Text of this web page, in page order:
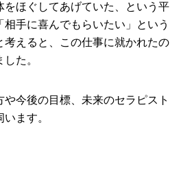
をほぐしてあげていた、という平
手に喜んでもらいたい」という
考えると、この仕事に就かれたの
た。
今後の目標、未来のセラピスト
ます。